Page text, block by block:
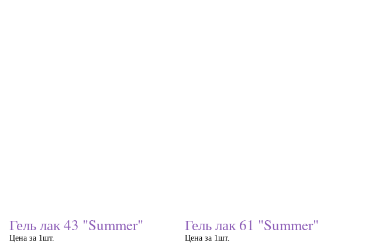
Гель лак 43 "Summer"
Цена за 1шт.
Гель лак 61 "Summer"
Цена за 1шт.